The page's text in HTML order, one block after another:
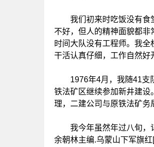
我们初来时吃饭没有食堂
不好，但人的精神面貌都
时间大队没有工程师。我全
干活认真仔细，工作自然好
1976年4月，我随41支队
铁法矿区继续参加新井建设
理，二建公司与原铁法矿务
我今年虽然年过八旬，记
余朝林主编.乌蒙山下军旗红